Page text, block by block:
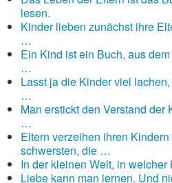
lesen.
Kinder lieben zunächst ihre
…
Ein Kind ist ein Buch, aus
…
Lasst ja die Kinder viel
…
Man erstickt den Verstand
…
Eltern verzeihen ihren
schwersten, die …
In der kleinen Welt, in
Liebe kann man lernen. Und